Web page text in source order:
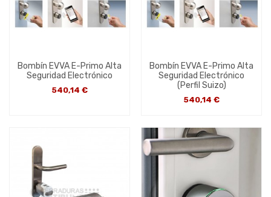
Bombín EVVA E-Primo Alta
Seguridad Electrónico
540,14 €
Bombín EVVA E-Primo Alta
Seguridad Electrónico
(Perfil Suizo)
540,14 €